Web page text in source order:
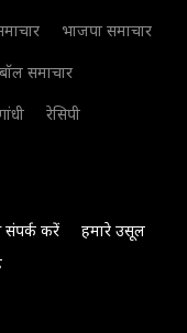
भाजपा समाचार
समाचार
रेसिपी
करें
हमारे उसूल